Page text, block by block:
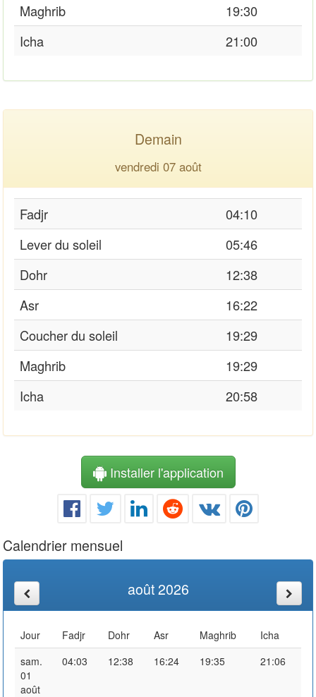
Maghrib
19:30
Icha
21:00
Demain
vendredi 07 août
Fadjr
04:10
Lever du soleil
05:46
Dohr
12:38
Asr
16:22
Coucher du soleil
19:29
Maghrib
19:29
Icha
20:58
Installer l'application
Calendrier mensuel
août 2026
Jour Fadjr Dohr Asr Maghrib
Icha
sam.
01
août
04:03 12:38 16:24 19:35 21:06